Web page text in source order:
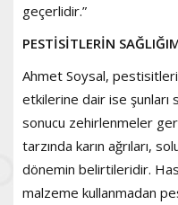
geçerlidir.”
PESTİSİTLERİN
Ahmet Soysal,
etkilerine dair ise şunları
sonucu zehirlenmeler
tarzında karın ağrıları,
dönemin belirtileridir.
malzeme kullanmadan